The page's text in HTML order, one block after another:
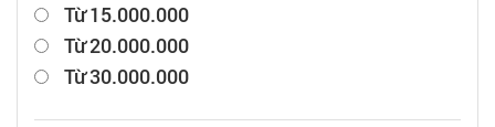
Từ 15.000.000
Từ 20.000.000
Từ 30.000.000